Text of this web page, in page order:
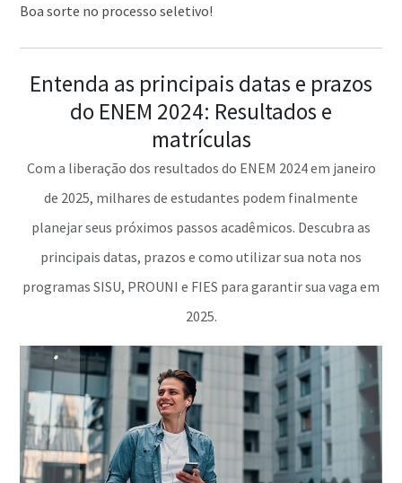
Boa sorte no processo seletivo!
Entenda as principais datas e prazos
do ENEM 2024: Resultados e
matrículas
Com a liberação dos resultados do ENEM 2024 em janeiro
de 2025, milhares de estudantes podem finalmente
planejar seus próximos passos acadêmicos. Descubra as
principais datas, prazos e como utilizar sua nota nos
programas SISU, PROUNI e FIES para garantir sua vaga em
2025.